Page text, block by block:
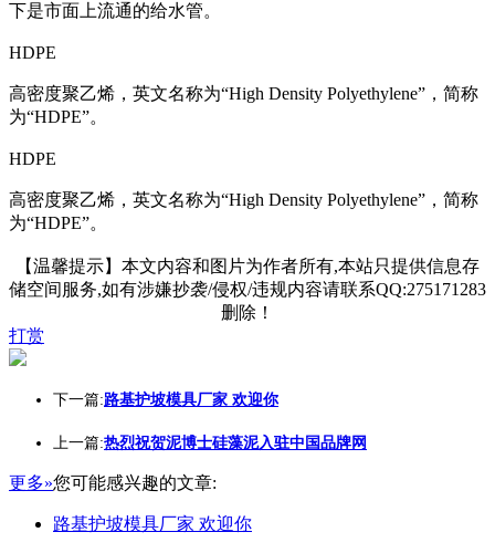
下是市面上流通的给水管。
HDPE
高密度聚乙烯，英文名称为“High Density Polyethylene”，简称
为“HDPE”。
HDPE
高密度聚乙烯，英文名称为“High Density Polyethylene”，简称
为“HDPE”。
【温馨提示】本文内容和图片为作者所有,本站只提供信息存
储空间服务,如有涉嫌抄袭/侵权/违规内容请联系QQ:275171283
删除！
打赏
下一篇:路基护坡模具厂家 欢迎你
上一篇:热烈祝贺泥博士硅藻泥入驻中国品牌网
更多»您可能感兴趣的文章:
路基护坡模具厂家 欢迎你